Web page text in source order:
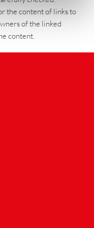
the content of links to
of the linked
content.